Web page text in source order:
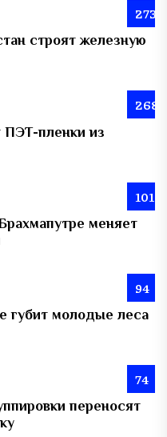
273
строят железную
268
ПЭТ-пленки из
101
меняет
94
губит молодые леса
74
переносят